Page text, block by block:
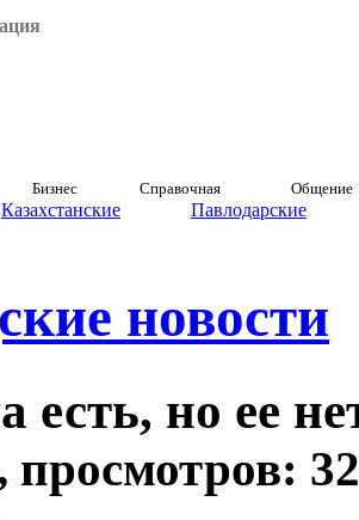
Бизнес Справочная Общение
Казахстанские Павлодарские
новости
есть, но ее
просмотров: